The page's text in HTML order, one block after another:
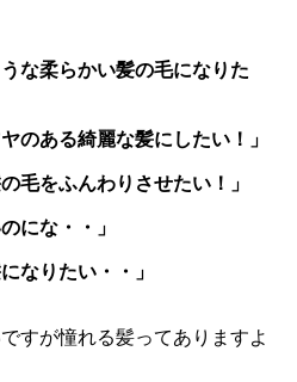
な柔らかい髪の毛になりた
のある綺麗な髪にしたい！」
毛をふんわりさせたい！」
にな・・」
なりたい・・」
すが憧れる髪ってありますよ